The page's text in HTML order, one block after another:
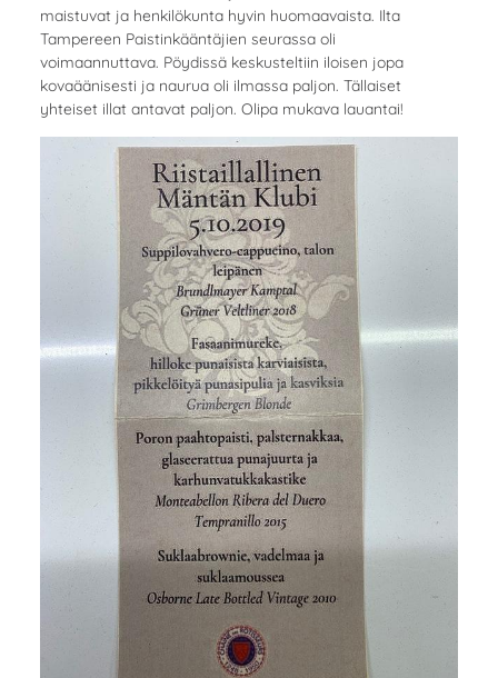
maistuvat ja henkilökunta hyvin huomaavaista. Ilta
Tampereen Paistinkääntäjien seurassa oli
voimaannuttava. Pöydissä keskusteltiin iloisen jopa
kovaäänisesti ja naurua oli ilmassa paljon. Tällaiset
yhteiset illat antavat paljon. Olipa mukava lauantai!